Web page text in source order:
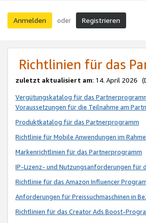
Anmelden oder Registrieren
Richtlinien für das
zuletzt aktualisiert am: 14. April 2026
Vergütungskatalog für das
Voraussetzungen für die Teilnahme am
Produktkatalog für das Partnerprogramm
Richtlinie für Mobile Anwendungen im
Markenrichtlinien für das Partnerprogramm
IP-Lizenz- und Nutzungsanforderungen für
Richtlinie für das Amazon Influencer
Anforderungen für Preissuchmaschinen in
Richtlinien für das Creator Ads Boost-